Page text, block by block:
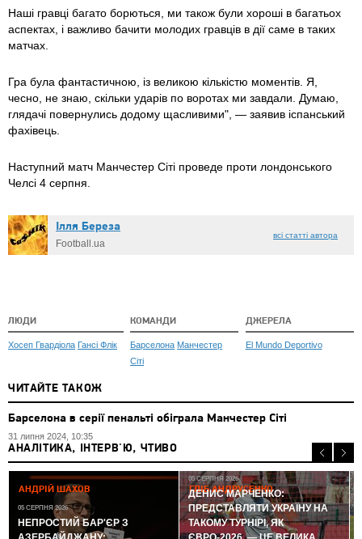
Наші гравці багато борються, ми також були хороші в багатьох
аспектах, і важливо бачити молодих гравців в дії саме в таких
матчах.
Гра була фантастичною, із великою кількістю моментів. Я,
чесно, не знаю, скільки ударів по воротах ми завдали. Думаю,
глядачі повернулись додому щасливими", — заявив іспанський
фахівець.
Наступний матч Манчестер Сіті проведе проти лондонського
Челсі 4 серпня.
Ілля Береза
Football.ua
всі статті автора
ЛЮДИ
Хосеп Гвардіола Гансі Флік
КОМАНДИ
Барселона Манчестер
Сіті
ДЖЕРЕЛА
El Mundo Deportivo
ЧИТАЙТЕ ТАКОЖ
Барселона в серії пенальті обіграла Манчестер Сіті
31 липня 2024, 10:35
АНАЛІТИКА, ІНТЕРВ'Ю, ЧТИВО
АНДРІЙ ШАХОВ
05 СЕРПНЯ 2026
НЕПРОСТИЙ БАР'ЄР З
ГЛІБ АНДРУСЕНКО
05 СЕРПНЯ 2026
ДЕНИС МАРЧЕНКО:
ПРЕДСТАВЛЯТИ УКРАЇНУ НА
ТАКОМУ ТУРНІРІ, ЯК